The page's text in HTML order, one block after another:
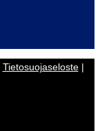
Tietosuojaseloste|